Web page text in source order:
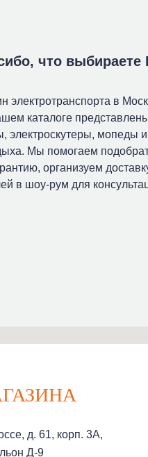
что выбираете
электротранспорта в
каталоге
электроскутеры, мопеды
Мы помогаем
организуем
в шоу-рум для
д. 61, корп. 3А,
Д-9